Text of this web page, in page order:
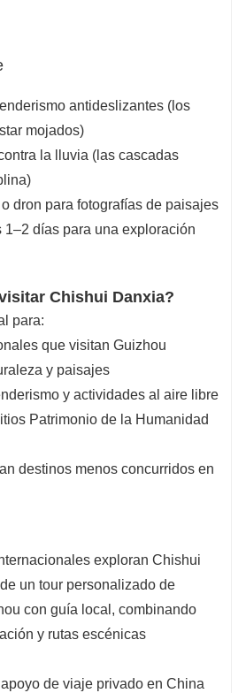
antideslizantes (los
mojados)
la lluvia (las cascadas
dron para fotografías de paisajes
1–2 días para una exploración
Chishui Danxia?
para:
que visitan Guizhou
y paisajes
y actividades al aire libre
Patrimonio de la Humanidad
destinos menos concurridos en
exploran Chishui
un tour personalizado de
con guía local, combinando
y rutas escénicas
de viaje privado en China